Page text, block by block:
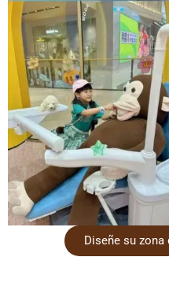
Diseñe su